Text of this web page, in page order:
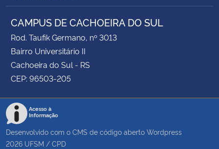
CAMPUS DE CACHOEIRA DO SUL
Rod. Taufik Germano, nº 3013
Bairro Universitário II
Cachoeira do Sul - RS
CEP: 96503-205
Acesso à
Informação
Desenvolvido com o CMS de código aberto Wordpress
2026 UFSM / CPD